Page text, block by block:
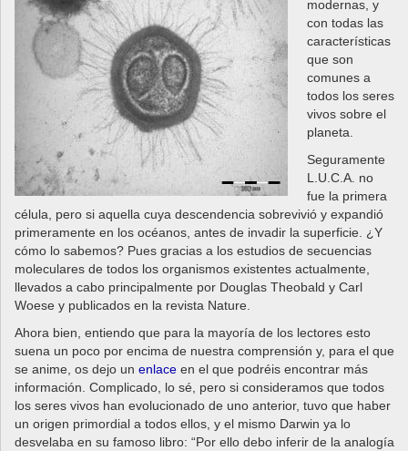
modernas, y
con todas las
características
que son
comunes a
todos los seres
vivos sobre el
planeta.
Seguramente
L.U.C.A. no
fue la primera
célula, pero si aquella cuya descendencia sobrevivió y expandió
primeramente en los océanos, antes de invadir la superficie. ¿Y
cómo lo sabemos? Pues gracias a los estudios de secuencias
moleculares de todos los organismos existentes actualmente,
llevados a cabo principalmente por Douglas Theobald y Carl
Woese y publicados en la revista Nature.
Ahora bien, entiendo que para la mayoría de los lectores esto
suena un poco por encima de nuestra comprensión y, para el que
se anime, os dejo un enlace en el que podréis encontrar más
información. Complicado, lo sé, pero si consideramos que todos
los seres vivos han evolucionado de uno anterior, tuvo que haber
un origen primordial a todos ellos, y el mismo Darwin ya lo
desvelaba en su famoso libro: “Por ello debo inferir de la analogía